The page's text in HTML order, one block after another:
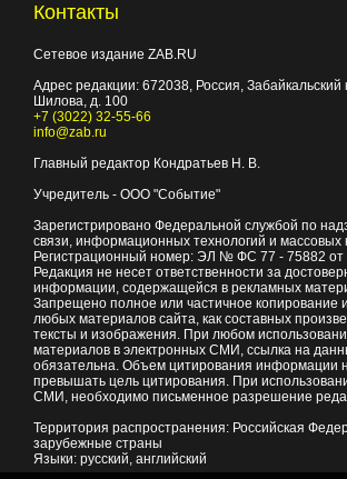
Контакты
Сетевое издание ZAB.RU
Адрес редакции: 672038, Россия, Забайкальский
Шилова, д. 100
+7 (3022) 32-55-66
info@zab.ru
Главный редактор Кондратьев Н. В.
Учредитель - ООО "Событие"
Зарегистрировано Федеральной службой по
связи, информационных технологий и массовых
Регистрационный номер: ЭЛ № ФС 77 - 75882 от
Редакция не несет ответственности за
информации, содержащейся в рекламных
Запрещено полное или частичное копирование
любых материалов сайта, как составных
тексты и изображения. При любом
материалов в электронных СМИ, ссылка на
обязательна. Объем цитирования информации
превышать цель цитирования. При
СМИ, необходимо письменное разрешение
Территория распространения: Российская
зарубежные страны
Языки: русский, английский